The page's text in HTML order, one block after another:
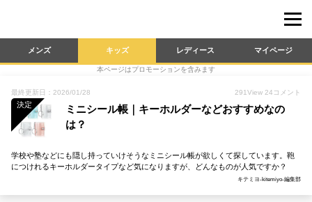
メンズ キッズ レディース マイページ
本ページはプロモーションを含みます
最終更新日：2026/01/28 291View 24 コメント
決定
ミニシール帳｜キーホルダーなどおすすめなの
は？
学校や塾などにも隠し持っていけそうなミニシール帳が欲しくて探しています。鞄
につけれるキーホルダータイプなど気になりますが、どんなものが人気ですか？
キテミヨ-kitemiyo-編集部